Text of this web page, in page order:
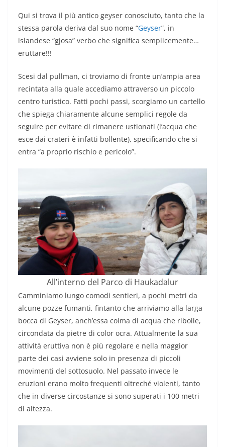
Qui si trova il più antico geyser conosciuto, tanto che la
stessa parola deriva dal suo nome “Geyser”, in
islandese “gjosa” verbo che significa semplicemente…
eruttare!!!
Scesi dal pullman, ci troviamo di fronte un’ampia area
recintata alla quale accediamo attraverso un piccolo
centro turistico. Fatti pochi passi, scorgiamo un cartello
che spiega chiaramente alcune semplici regole da
seguire per evitare di rimanere ustionati (l’acqua che
esce dai crateri è infatti bollente), specificando che si
entra “a proprio rischio e pericolo”.
All’interno del Parco di Haukadalur
Camminiamo lungo comodi sentieri, a pochi metri da
alcune pozze fumanti, fintanto che arriviamo alla larga
bocca di Geyser, anch’essa colma di acqua che ribolle,
circondata da pietre di color ocra. Attualmente la sua
attività eruttiva non è più regolare e nella maggior
parte dei casi avviene solo in presenza di piccoli
movimenti del sottosuolo. Nel passato invece le
eruzioni erano molto frequenti oltreché violenti, tanto
che in diverse circostanze si sono superati i 100 metri
di altezza.